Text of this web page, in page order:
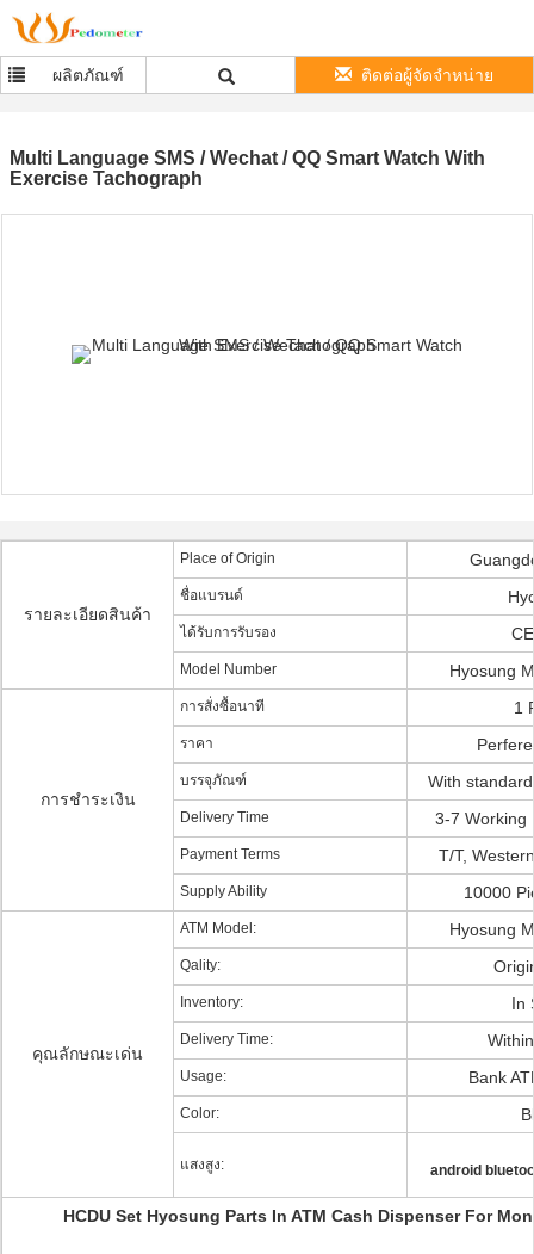
ผลิตภัณฑ์ ติดต่อผู้จัดจำหน่าย
Multi Language SMS / Wechat / QQ Smart Watch With
Exercise Tachograph
รายละเอียดสินค้า
Place of Origin
ชื่อแบรนด์
ได้รับการรับรอง
Model Number Hyosung
การชำระเงิน
การสั่งซื้อนาที 1
ราคา
บรรจุภัณฑ์ With
Delivery Time 3-7 Working
Payment Terms T/T,
Supply Ability 10000
คุณลักษณะเด่น
ATM Model: Hyosung
Qality:
Inventory: In
Delivery Time:
Usage: Bank
Color:
แสงสูง: android
HCDU Set Hyosung Parts In ATM Cash Dispenser For